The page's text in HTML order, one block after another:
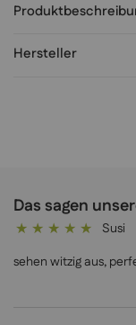
Hersteller
Das sagen
Susi
sehen witzig aus,